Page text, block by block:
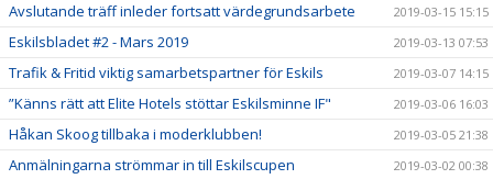
Avslutande träff inleder fortsatt värdegrundsarbete 2019-03-15 15:15
Eskilsbladet #2 - Mars 2019 2019-03-13 07:53
Trafik & Fritid viktig samarbetspartner för Eskils 2019-03-07 14:15
”Känns rätt att Elite Hotels stöttar Eskilsminne IF" 2019-03-06 16:03
Håkan Skoog tillbaka i moderklubben! 2019-03-05 21:38
Anmälningarna strömmar in till Eskilscupen 2019-03-02 00:38